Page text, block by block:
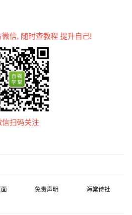
信, 随时查教程 提升自己!
信扫码关注
免责声明
海棠诗社